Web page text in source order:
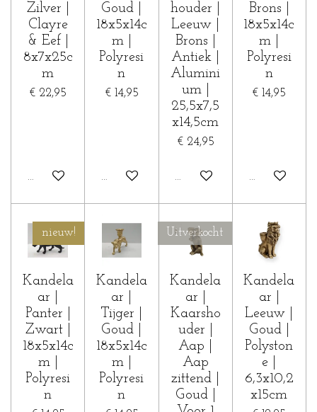
Zilver |
Clayre
& Eef |
8x7x25c
m
€ 22,95
In winkelwagen
Goud |
18x5x14c
m |
Polyresi
n
€ 14,95
In winkelwagen
houder |
Leeuw |
Brons |
Antiek |
Alumini
um |
25,5x7,5
x14,5cm
€ 24,95
In winkelwagen
Brons |
18x5x14c
m |
Polyresi
n
€ 14,95
Houd mij op
nieuw!
Kandela
ar |
Panter |
Zwart |
18x5x14c
m |
Polyresi
n
Kandela
ar |
Tijger |
Goud |
18x5x14c
m |
Polyresi
n
Uitverkocht
Kandela
ar |
Kaarsho
uder |
Aap |
Aap
zittend |
Goud |
Kandela
ar |
Leeuw |
Goud |
Polyston
e |
6,3x10,2
x15cm